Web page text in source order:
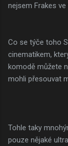
nejsem Frakes ve
Co se týče toho
cinematikem,
komodě můžete
mohli přesouvat
Tohle taky
pouze nějaké